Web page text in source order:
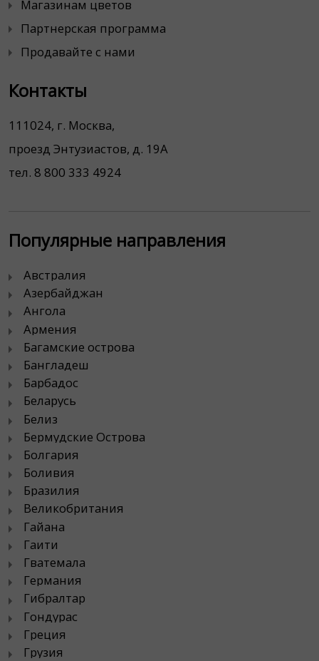
Магазинам цветов
Партнерская программа
Продавайте с нами
Контакты
111024, г. Москва,
проезд Энтузиастов, д. 19А
тел. 8 800 333 4924
Популярные направления
Австралия
Азербайджан
Ангола
Армения
Багамские острова
Бангладеш
Барбадос
Беларусь
Белиз
Бермудские Острова
Болгария
Боливия
Бразилия
Великобритания
Гайана
Гаити
Гватемала
Германия
Гибралтар
Гондурас
Греция
Грузия